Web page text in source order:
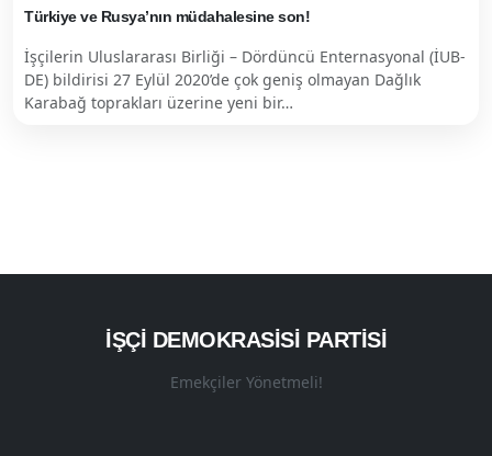
Türkiye ve Rusya’nın müdahalesine son!
İşçilerin Uluslararası Birliği – Dördüncü Enternasyonal (İUB-
DE) bildirisi 27 Eylül 2020’de çok geniş olmayan Dağlık
Karabağ toprakları üzerine yeni bir…
İŞÇI DEMOKRASISI PARTISI
Emekçiler Yönetmeli!